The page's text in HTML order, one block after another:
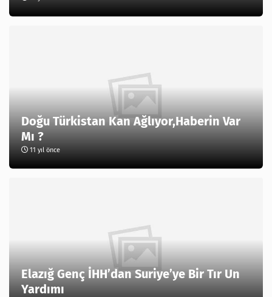
Doğu Türkistan Kan Ağlıyor,Haberin Var
11 yıl önce
Elazığ Genç İHH’dan Suriye’ye Bir Tır Un
Yardımı